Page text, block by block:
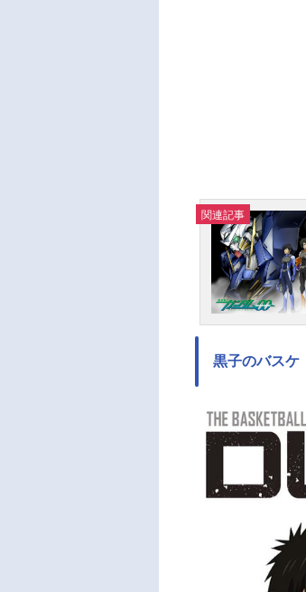
関連記事
黒子のバスケ